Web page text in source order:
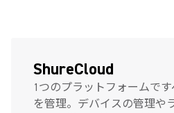
ShureCloud
1つのプラットフォームで
を管理。デバイスの管理や